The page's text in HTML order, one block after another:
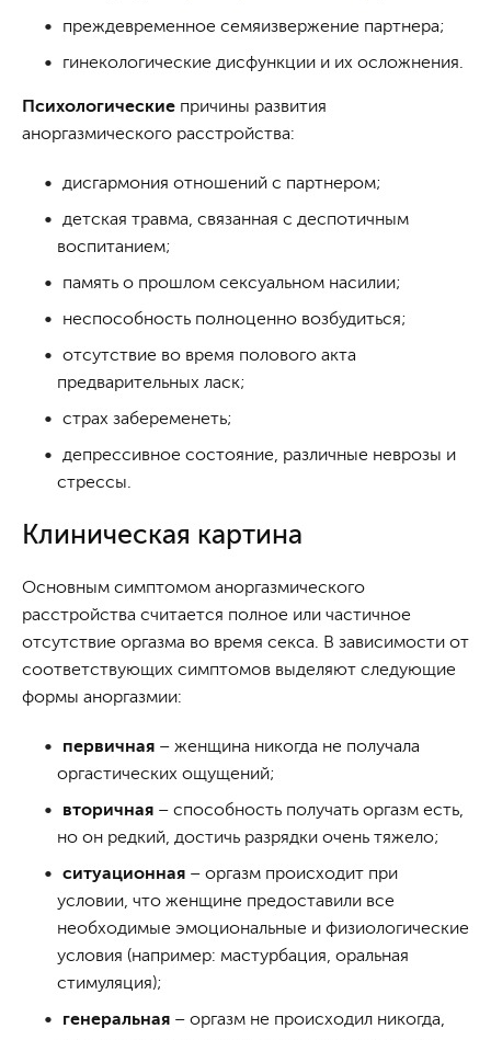
преждевременное семяизвержение партнера;
гинекологические дисфункции и их осложнения.
Психологические причины развития
аноргазмического расстройства:
дисгармония отношений с партнером;
детская травма, связанная с деспотичным
воспитанием;
память о прошлом сексуальном насилии;
неспособность полноценно возбудиться;
отсутствие во время полового акта
предварительных ласк;
страх забеременеть;
депрессивное состояние, различные неврозы и
стрессы.
Клиническая картина
Основным симптомом аноргазмического
расстройства считается полное или частичное
отсутствие оргазма во время секса. В зависимости от
соответствующих симптомов выделяют следующие
формы аноргазмии:
первичная – женщина никогда не получала
оргастических ощущений;
вторичная – способность получать оргазм есть,
но он редкий, достичь разрядки очень тяжело;
ситуационная – оргазм происходит при
условии, что женщине предоставили все
необходимые эмоциональные и физиологические
условия (например: мастурбация, оральная
стимуляция);
генеральная – оргазм не происходил никогда,